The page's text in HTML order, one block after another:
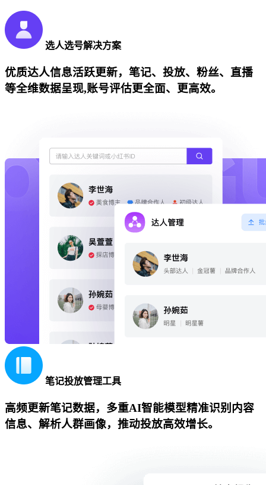
选人选号解决方案
优质达人信息活跃更新，笔记、投放、粉丝、直播
等全维数据呈现,账号评估更全面、更高效。
笔记投放管理工具
高频更新笔记数据，多重AI智能模型精准识别内容
信息、解析人群画像，推动投放高效增长。